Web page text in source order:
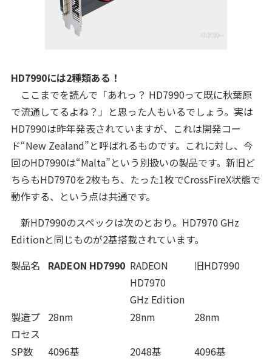
HD7990には2種類ある！
ここまでを読んで「あれっ？ HD7990って既に秋葉原
で流通してるよね？」と思った人もいるでしょう。実は
HD7990は昨年発表されていますが、これは開発コー
ド“New Zealand”と呼ばれるものです。これに対し、今
回のHD7990は“Malta”という別扱いの製品です。新旧ど
ちらもHD7970を2枚もち、たった1枚でCrossFireX状態で
動作する、という点は共通です。
新HD7990のスペックは次のとおり。HD7970 GHz
Editionと同じものが2基搭載されています。
製品名
RADEON HD7990 RADEON
HD7970
GHz Edition
旧HD7990
製造プ
ロセス
28nm 28nm 28nm
SP数 4096基 2048基
4096基